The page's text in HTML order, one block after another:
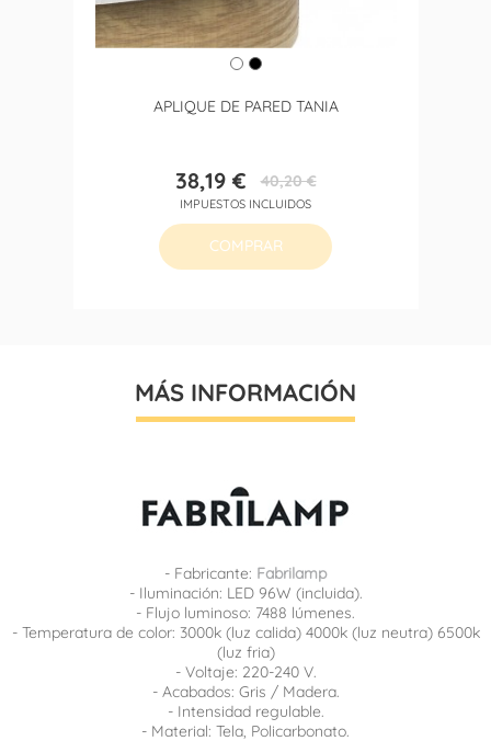
APLIQUE DE PARED TANIA
Precio
38,19 €Precio
base
40,20 €
IMPUESTOS INCLUIDOS
COMPRAR
MÁS INFORMACIÓN
- Fabricante: Fabrilamp
- Iluminación: LED 96W (incluida).
- Flujo luminoso: 7488 lúmenes.
- Temperatura de color: 3000k (luz calida) 4000k (luz neutra) 6500k
(luz fria)
- Voltaje: 220-240 V.
- Acabados: Gris / Madera.
- Intensidad regulable.
- Material: Tela, Policarbonato.